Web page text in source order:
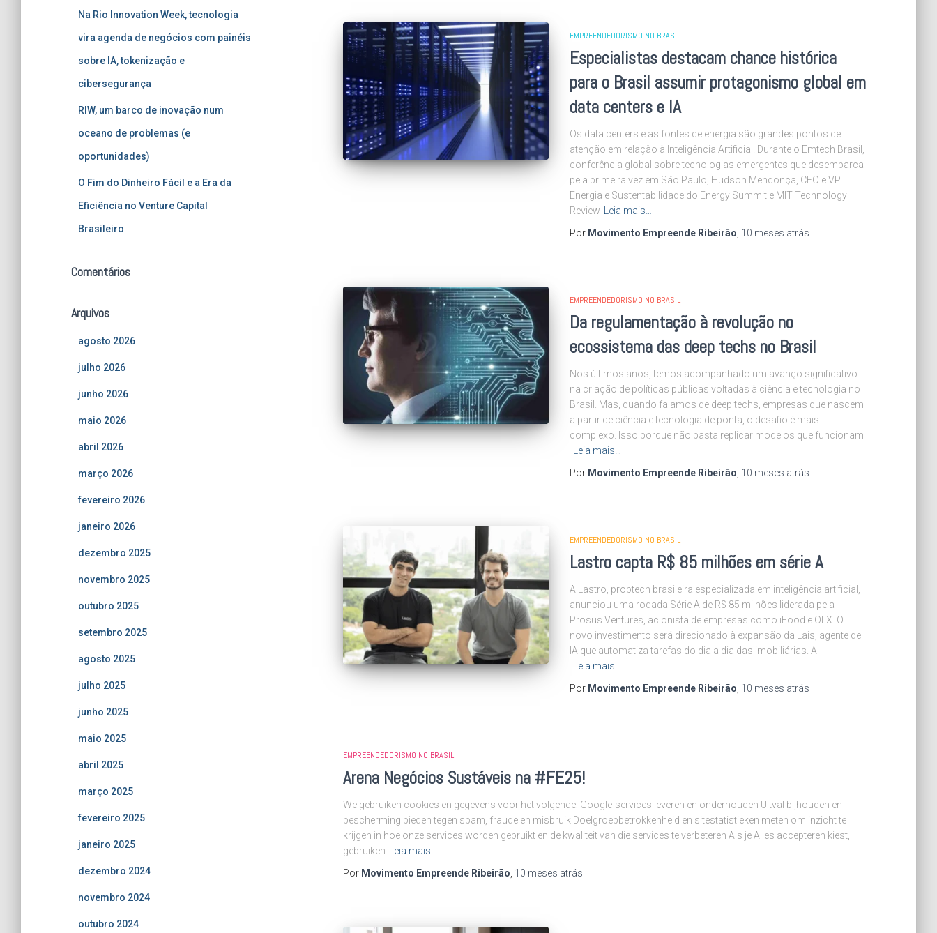
Na Rio Innovation Week, tecnologia
vira agenda de negócios com painéis
sobre IA, tokenização e
cibersegurança
RIW, um barco de inovação num
oceano de problemas (e
oportunidades)
O Fim do Dinheiro Fácil e a Era da
Eficiência no Venture Capital
Brasileiro
Comentários
Arquivos
agosto 2026
julho 2026
junho 2026
maio 2026
abril 2026
março 2026
fevereiro 2026
janeiro 2026
dezembro 2025
novembro 2025
outubro 2025
setembro 2025
agosto 2025
julho 2025
junho 2025
maio 2025
abril 2025
março 2025
fevereiro 2025
janeiro 2025
dezembro 2024
novembro 2024
outubro 2024
EMPREENDEDORISMO NO BRASIL
Especialistas destacam chance histórica
para o Brasil assumir protagonismo global em
data centers e IA
Os data centers e as fontes de energia são grandes pontos de
atenção em relação à Inteligência Artificial. Durante o Emtech Brasil,
conferência global sobre tecnologias emergentes que desembarca
pela primeira vez em São Paulo, Hudson Mendonça, CEO e VP
Energia e Sustentabilidade do Energy Summit e MIT Technology
Review
Leia mais…
Por Movimento Empreende Ribeirão 10 meses atrás
EMPREENDEDORISMO NO BRASIL
Da regulamentação à revolução no
ecossistema das deep techs no Brasil
Nos últimos anos, temos acompanhado um avanço significativo
na criação de políticas públicas voltadas à ciência e tecnologia no
Brasil. Mas, quando falamos de deep techs, empresas que nascem
a partir de ciência e tecnologia de ponta, o desafio é mais
complexo. Isso porque não basta replicar modelos que funcionam
Leia mais…
Por Movimento Empreende Ribeirão 10 meses atrás
EMPREENDEDORISMO NO BRASIL
Lastro capta R$ 85 milhões em série A
A Lastro, proptech brasileira especializada em inteligência artificial,
anunciou uma rodada Série A de R$ 85 milhões liderada pela
Prosus Ventures, acionista de empresas como iFood e OLX. O
novo investimento será direcionado à expansão da Lais, agente de
IA que automatiza tarefas do dia a dia das imobiliárias. A
Leia mais…
Por Movimento Empreende Ribeirão 10 meses atrás
EMPREENDEDORISMO NO BRASIL
Arena Negócios Sustáveis na #FE25!
We gebruiken cookies en gegevens voor het volgende: Google-services leveren en onderhouden Uitval bijhouden en
bescherming bieden tegen spam, fraude en misbruik Doelgroepbetrokkenheid en sitestatistieken meten om inzicht te
krijgen in hoe onze services worden gebruikt en de kwaliteit van die services te verbeteren Als je Alles accepteren kiest,
gebruiken
Leia mais…
Por Movimento Empreende Ribeirão 10 meses atrás